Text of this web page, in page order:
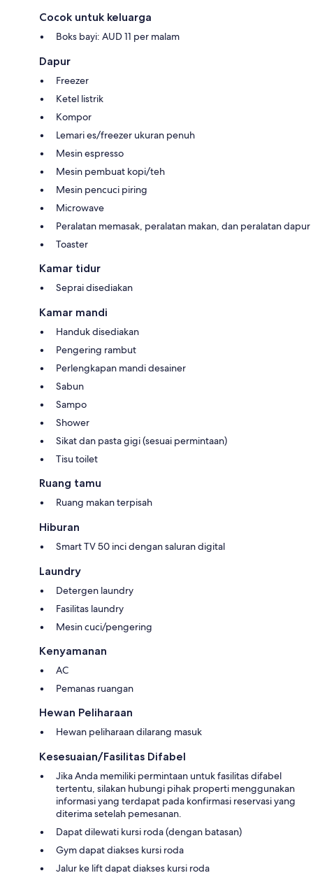
Cocok untuk keluarga
Boks bayi: AUD 11 per malam
Dapur
Freezer
Ketel listrik
Kompor
Lemari es/freezer ukuran penuh
Mesin espresso
Mesin pembuat kopi/teh
Mesin pencuci piring
Microwave
Peralatan memasak, peralatan makan, dan peralatan dapur
Toaster
Kamar tidur
Seprai disediakan
Kamar mandi
Handuk disediakan
Pengering rambut
Perlengkapan mandi desainer
Sabun
Sampo
Shower
Sikat dan pasta gigi (sesuai permintaan)
Tisu toilet
Ruang tamu
Ruang makan terpisah
Hiburan
Smart TV 50 inci dengan saluran digital
Laundry
Detergen laundry
Fasilitas laundry
Mesin cuci/pengering
Kenyamanan
AC
Pemanas ruangan
Hewan Peliharaan
Hewan peliharaan dilarang masuk
Kesesuaian/Fasilitas Difabel
Jika Anda memiliki permintaan untuk fasilitas difabel
tertentu, silakan hubungi pihak properti menggunakan
informasi yang terdapat pada konfirmasi reservasi yang
diterima setelah pemesanan.
Dapat dilewati kursi roda (dengan batasan)
Gym dapat diakses kursi roda
Jalur ke lift dapat diakses kursi roda